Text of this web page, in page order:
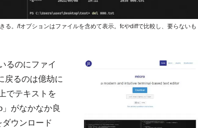
。/fオプションはファイルを含めて表示。fcやdiffで比較し、要らないも
るのにファイ
戻るのは億劫に
でテキストを
がなかなか良
ウンロード